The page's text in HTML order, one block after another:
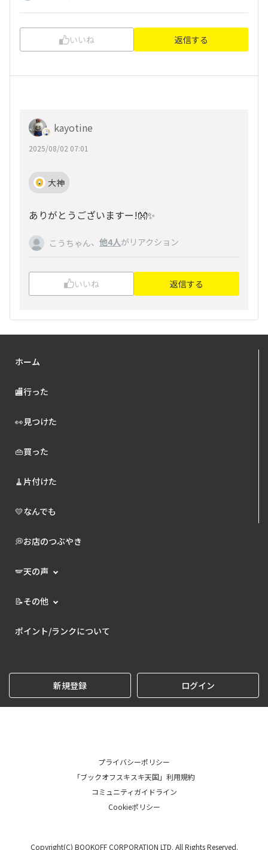
いいね 返信する
kayotine
2025/08/02 07:01
大神
ありがとうございますー!👐✨
こうちゃん、 他4人がリアクション
いいね 返信する
ホーム
🏬行った
👀見つけた
👜買った
🧹片付けた
💛なんでも
💭お店のつぶやき
🪽天の声
📝その他
ポイント/ランクについて
新規登録 ログイン
プライバシーポリシー
「ブックオフスキスキ天国」利用規約
コミュニティガイドライン
Cookieポリシー
Copyright(C) BOOKOFF CORPORATION LTD. All Rights Reserved.